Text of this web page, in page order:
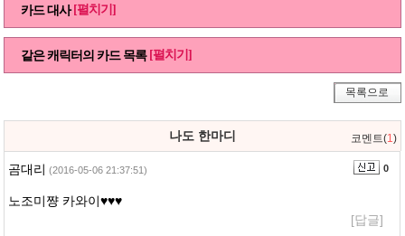
카드 대사 [펼치기]
같은 캐릭터의 카드 목록 [펼치기]
목록으로
나도 한마디 코멘트(1 )
곰대리 (2016-05-06 21:37:51) 0
노조미쨩 카와이♥♥♥
[답글]